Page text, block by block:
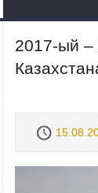
2017-ый –